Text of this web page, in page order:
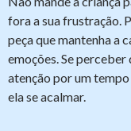
fora a sua frustração.
peça que mantenha a
emoções. Se
atenção por um
ela se acalmar.